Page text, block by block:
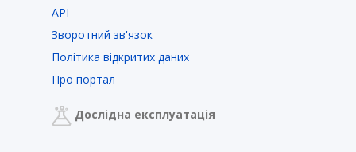
API
Зворотний зв'язок
Політика відкритих даних
Про портал
Дослідна експлуатація